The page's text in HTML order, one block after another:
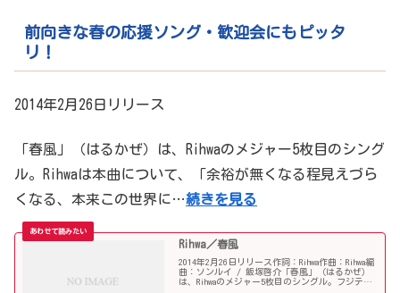
前向きな春の応援ソング・歓迎会にもピッタ
リ！
2014年2月26日リリース
「春風」（はるかぜ）は、Rihwaのメジャー5枚目のシング
ル。Rihwaは本曲について、「余裕が無くなる程見えづら
くなる、本来この世界に…続きを見る
Rihwa／春風
2014年2月26日リリース作詞：Rihwa作曲：Rihwa編
曲：ソンルイ / 飯塚啓介「春風」（はるかぜ）
は、Rihwaのメジャー5枚目のシングル。フジテレ